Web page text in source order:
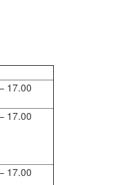
17.00
17.00
17.00